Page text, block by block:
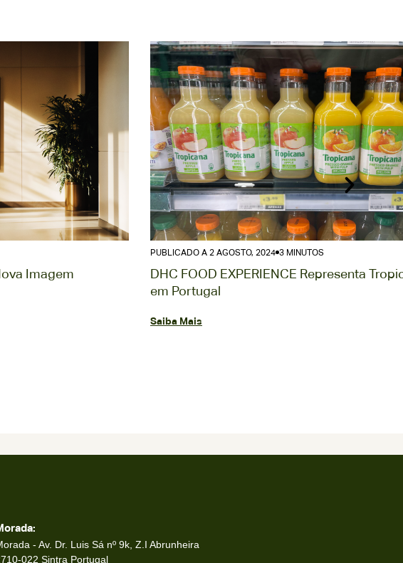
Tropicana
PUBLICADO A 2 MARÇO, 2025 3 MINUTOS
Pasta do Dia obtém
o selo Sabor do Ano 2025
Saiba Mais
- Av. Dr. Luis Sá nº 9k, Z.I Abrunheira
022 Sintra Portugal